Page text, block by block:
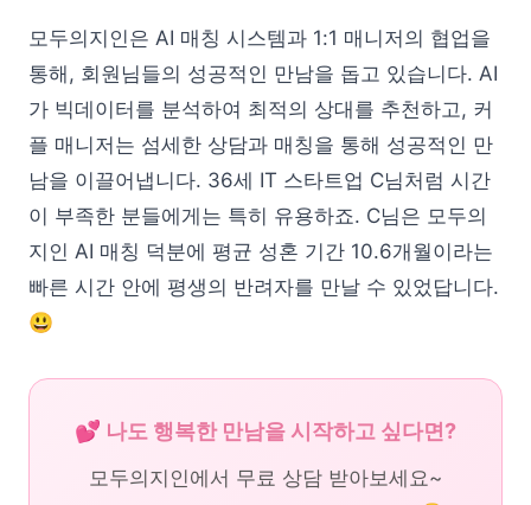
모두의지인은 AI 매칭 시스템과 1:1 매니저의 협업을
통해, 회원님들의 성공적인 만남을 돕고 있습니다. AI
가 빅데이터를 분석하여 최적의 상대를 추천하고, 커
플 매니저는 섬세한 상담과 매칭을 통해 성공적인 만
남을 이끌어냅니다. 36세 IT 스타트업 C님처럼 시간
이 부족한 분들에게는 특히 유용하죠. C님은 모두의
지인 AI 매칭 덕분에 평균 성혼 기간 10.6개월이라는
빠른 시간 안에 평생의 반려자를 만날 수 있었답니다.
😃
💕 나도 행복한 만남을 시작하고 싶다면?
모두의지인에서 무료 상담 받아보세요~